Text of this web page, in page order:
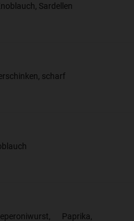
Sardellen
scharf
Paprika,